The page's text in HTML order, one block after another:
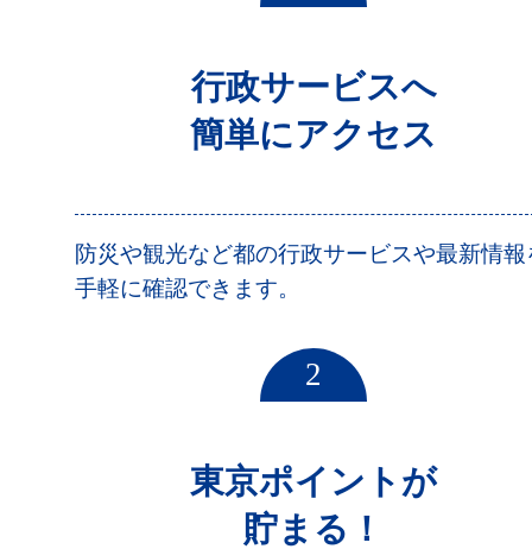
行政サービスへ
簡単にアクセス
防災や観光など都の行政サービスや最新情報
手軽に確認できます。
2
東京ポイントが
貯まる！